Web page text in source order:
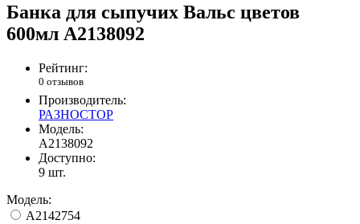
Банка для сыпучих Вальс цветов
600мл A2138092
Рейтинг:
0 отзывов
Производитель:
РАЗНОСТОР
Модель:
A2138092
Доступно:
9 шт.
Модель:
A2142754